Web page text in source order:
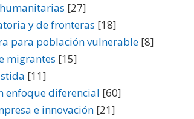
[27]
y de fronteras [18]
para población vulnerable [8]
migrantes [15]
[11]
enfoque diferencial [60]
e innovación [21]